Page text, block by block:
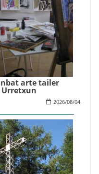
arte tailer
2026/08/04